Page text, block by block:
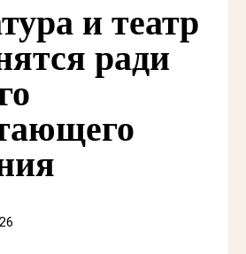
и театр
ради